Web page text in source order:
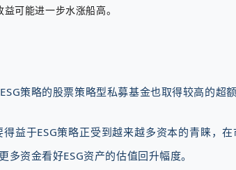
可能进一步水涨船高。
策略的股票策略型私募基金也取得较高的超额
益于ESG策略正受到越来越多资本的青睐，
资金看好ESG资产的估值回升幅度。